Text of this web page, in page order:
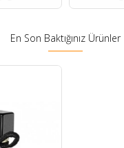
En Son Baktığınız Ürünler